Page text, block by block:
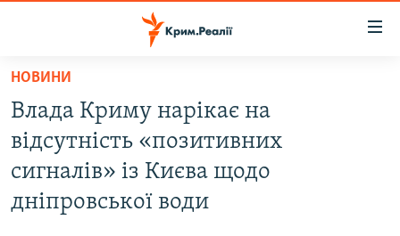
Перейти
основного
матеріалу
Перейти
до
основної
ВОДА.КРИМ
ВІДЕО ТА ФОТО
ПОЛІТИКА
НОВИНИ
Влада Криму нарікає на
відсутність «позитивних
сигналів» із Києва щодо
дніпровської води